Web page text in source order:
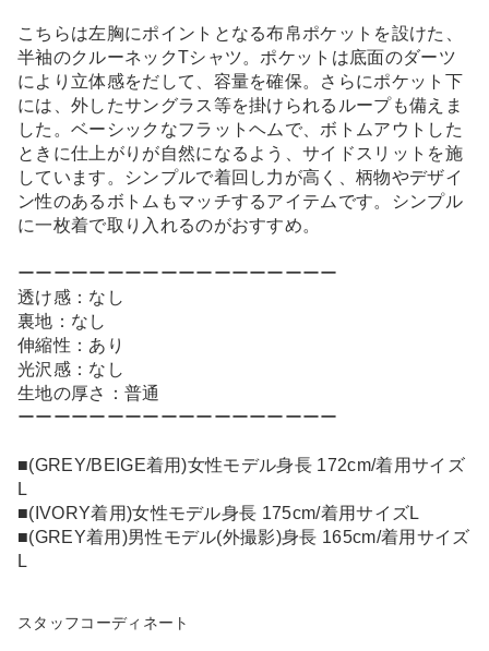
こちらは左胸にポイントとなる布帛ポケットを設けた、
半袖のクルーネックTシャツ。ポケットは底面のダーツ
により立体感をだして、容量を確保。さらにポケット下
には、外したサングラス等を掛けられるループも備えま
した。ベーシックなフラットヘムで、ボトムアウトした
ときに仕上がりが自然になるよう、サイドスリットを施
しています。シンプルで着回し力が高く、柄物やデザイ
ン性のあるボトムもマッチするアイテムです。シンプル
に一枚着で取り入れるのがおすすめ。
ーーーーーーーーーーーーーーーーーー
透け感：なし
裏地：なし
伸縮性：あり
光沢感：なし
生地の厚さ：普通
ーーーーーーーーーーーーーーーーーー
■(GREY/BEIGE着用)女性モデル身長 172cm/着用サイズ
L
■(IVORY着用)女性モデル身長 175cm/着用サイズL
■(GREY着用)男性モデル(外撮影)身長 165cm/着用サイズ
L
スタッフコーディネート